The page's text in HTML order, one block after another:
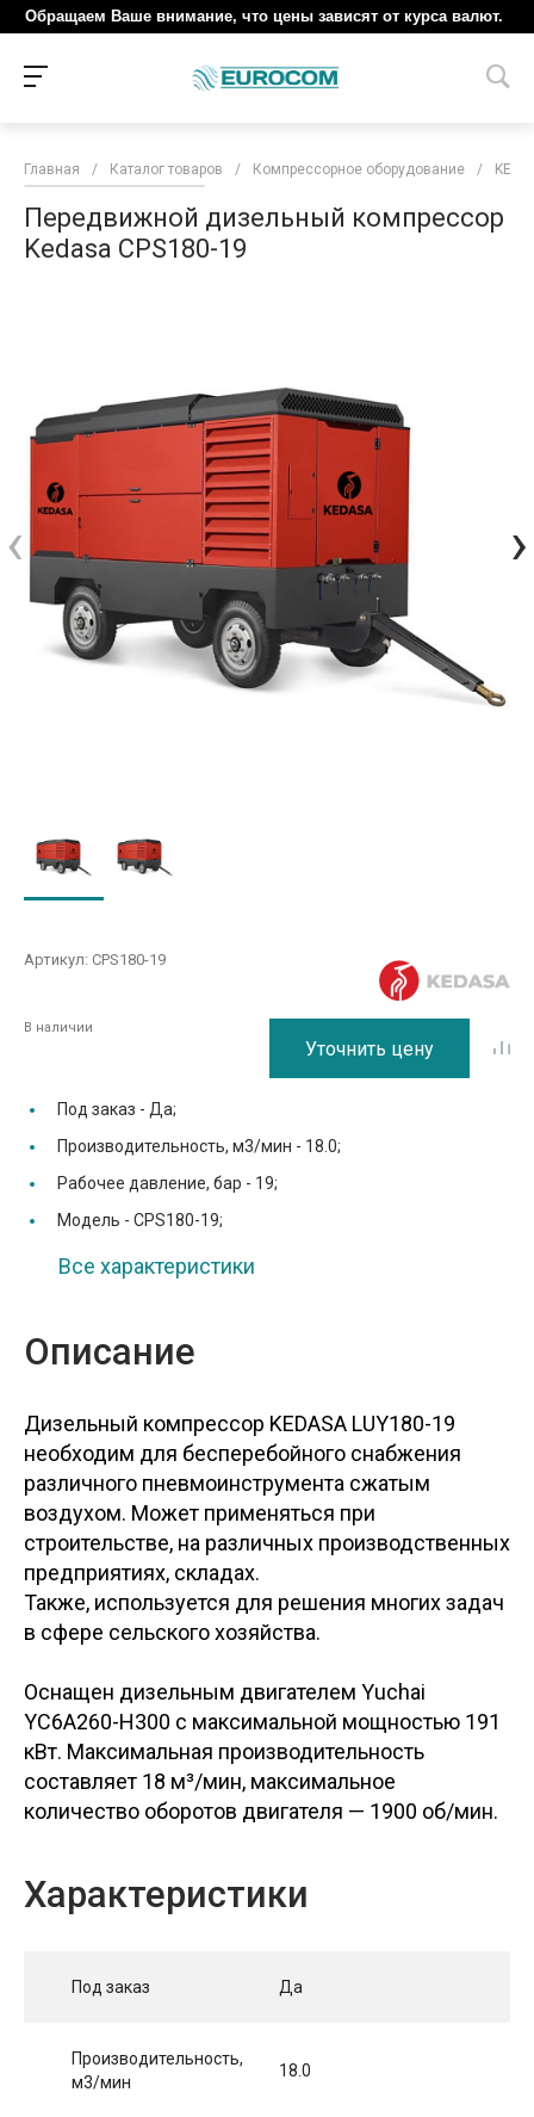
Обращаем Ваше внимание, что цены зависят от курса валют.
Главная / Каталог товаров / Компрессорное оборудование /
Передвижной дизельный компрессор
Kedasa CPS180-19
‹ ›
Артикул: CPS180-19
В наличии
Уточнить цену
Под заказ - Да;
Производительность, м3/мин - 18.0;
Рабочее давление, бар - 19;
Модель - CPS180-19;
Все характеристики
Описание
Дизельный компрессор KEDASA LUY180-19
необходим для бесперебойного снабжения
различного пневмоинструмента сжатым
воздухом. Может применяться при
строительстве, на различных производственных
предприятиях, складах.
Также, используется для решения многих задач
в сфере сельского хозяйства.
Оснащен дизельным двигателем Yuchai
YC6A260-H300 с максимальной мощностью 191
кВт. Максимальная производительность
составляет 18 м³/мин, максимальное
количество оборотов двигателя — 1900 об/мин.
Характеристики
Под заказ Да
Производительность,
м3/мин
18.0